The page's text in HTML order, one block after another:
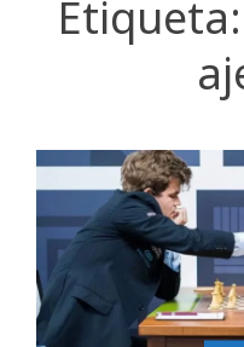
Etiqueta: